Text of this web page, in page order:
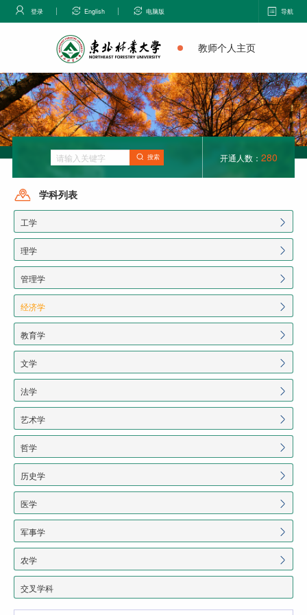
登录 English 电脑版 导航
教师个人主页
搜索 开通人数： 280
学科列表
工学
理学
管理学
经济学
教育学
文学
法学
艺术学
哲学
历史学
医学
军事学
农学
交叉学科